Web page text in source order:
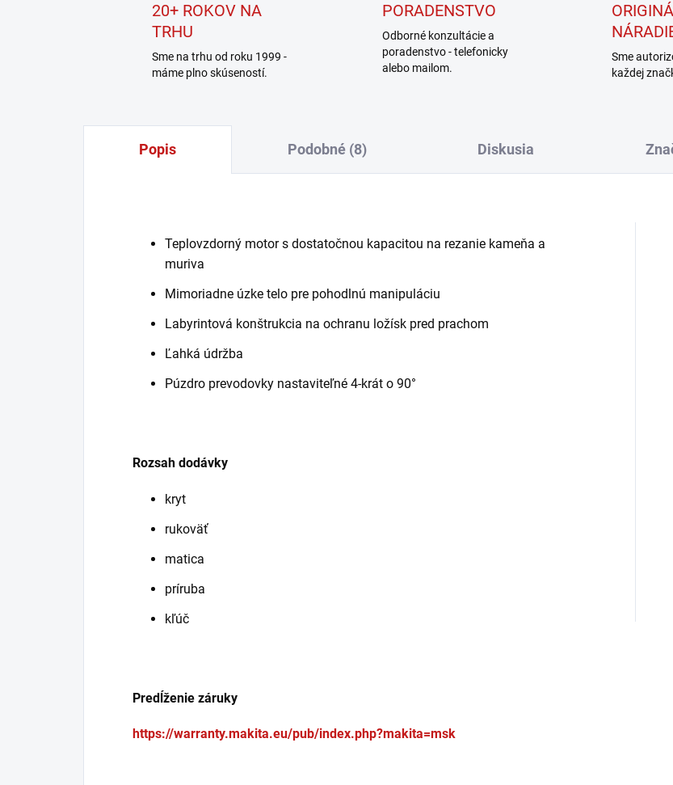
20+ ROKOV NA
TRHU
Sme na trhu od roku 1999 -
máme plno skúseností.
PORADENSTVO
Odborné konzultácie a
poradenstvo - telefonicky
alebo mailom.
Sme
každej
Popis Podobné (8) Diskusia
Teplovzdorný motor s dostatočnou kapacitou na rezanie kameňa a
muriva
Mimoriadne úzke telo pre pohodlnú manipuláciu
Labyrintová konštrukcia na ochranu ložísk pred prachom
Ľahká údržba
Púzdro prevodovky nastaviteľné 4-krát o 90°
Rozsah dodávky
kryt
rukoväť
matica
príruba
kľúč
Predĺženie záruky
https://warranty.makita.eu/pub/index.php?makita=msk